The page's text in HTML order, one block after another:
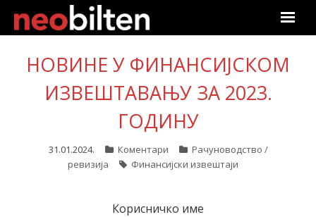
Почетна
Претрага
Подаци
НОВИНЕ У ФИНАНСИЈСКОМ
ИЗВЕШТАВАЊУ ЗА 2023.
ГОДИНУ
31.01.2024. Коментари
Рачуноводство /
ревизија
Финансијски извештаји
Корисничко име